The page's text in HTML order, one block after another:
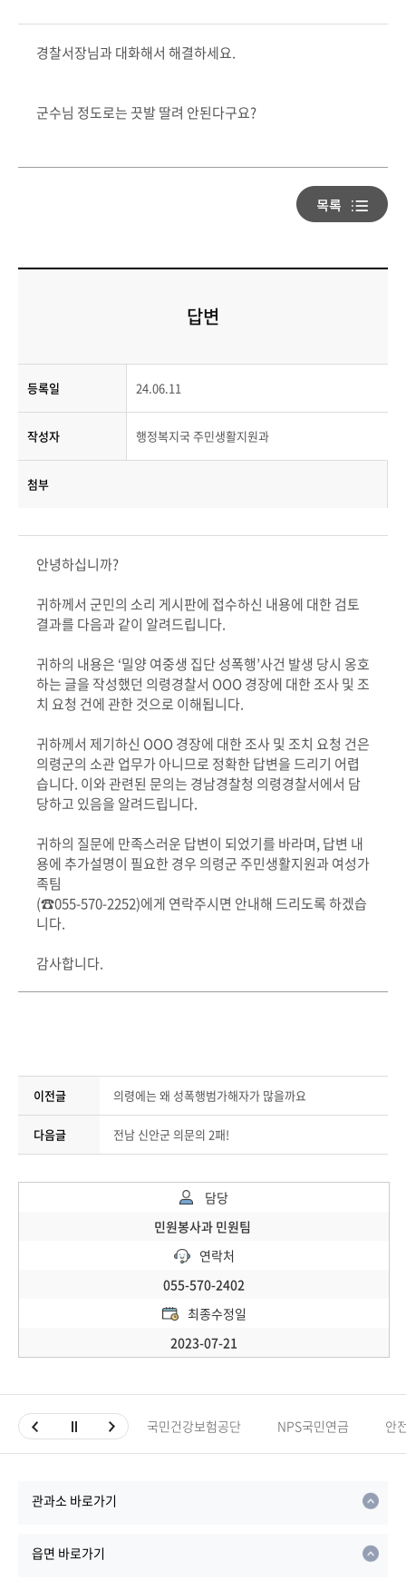
경찰서장님과 대화해서 해결하세요.
군수님 정도로는 끗발 딸려 안된다구요?
답변
등록일 24.06.11
작성자 행정복지국 주민생활지원과
첨부
안녕하십니까?
귀하께서 군민의 소리 게시판에 접수하신 내용에 대한 검토
결과를 다음과 같이 알려드립니다.
귀하의 내용은 ‘밀양 여중생 집단 성폭행’사건 발생 당시 옹호
하는 글을 작성했던 의령경찰서 OOO 경장에 대한 조사 및 조
치 요청 건에 관한 것으로 이해됩니다.
귀하께서 제기하신 OOO 경장에 대한 조사 및 조치 요청 건은
의령군의 소관 업무가 아니므로 정확한 답변을 드리기 어렵
습니다. 이와 관련된 문의는 경남경찰청 의령경찰서에서 담
당하고 있음을 알려드립니다.
귀하의 질문에 만족스러운 답변이 되었기를 바라며, 답변 내
용에 추가설명이 필요한 경우 의령군 주민생활지원과 여성가
족팀
(☎055-570-2252)에게 연락주시면 안내해 드리도록 하겠습
니다.
감사합니다.
이전글 의령에는 왜 성폭행범가해자가 많을까요
다음글 전남 신안군 의문의 2패!
담당
민원봉사과 민원팀
연락처
055-570-2402
최종수정일
2023-07-21
국민건강보험공단 NPS국민연금 안
관과소 바로가기
읍면 바로가기